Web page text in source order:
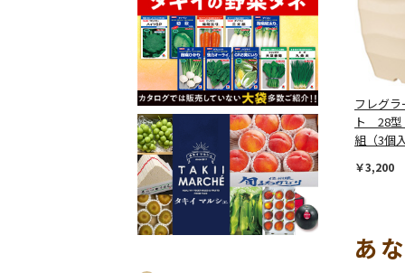
フレグ
ト 28型
組（3個
￥3,200
あ